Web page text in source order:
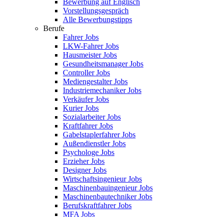
Bewerbung auf Englisch
Vorstellungsgespräch
Alle Bewerbungstipps
Berufe
Fahrer Jobs
LKW-Fahrer Jobs
Hausmeister Jobs
Gesundheitsmanager Jobs
Controller Jobs
Mediengestalter Jobs
Industriemechaniker Jobs
Verkäufer Jobs
Kurier Jobs
Sozialarbeiter Jobs
Kraftfahrer Jobs
Gabelstaplerfahrer Jobs
Außendienstler Jobs
Psychologe Jobs
Erzieher Jobs
Designer Jobs
Wirtschaftsingenieur Jobs
Maschinenbauingenieur Jobs
Maschinenbautechniker Jobs
Berufskraftfahrer Jobs
MFA Jobs